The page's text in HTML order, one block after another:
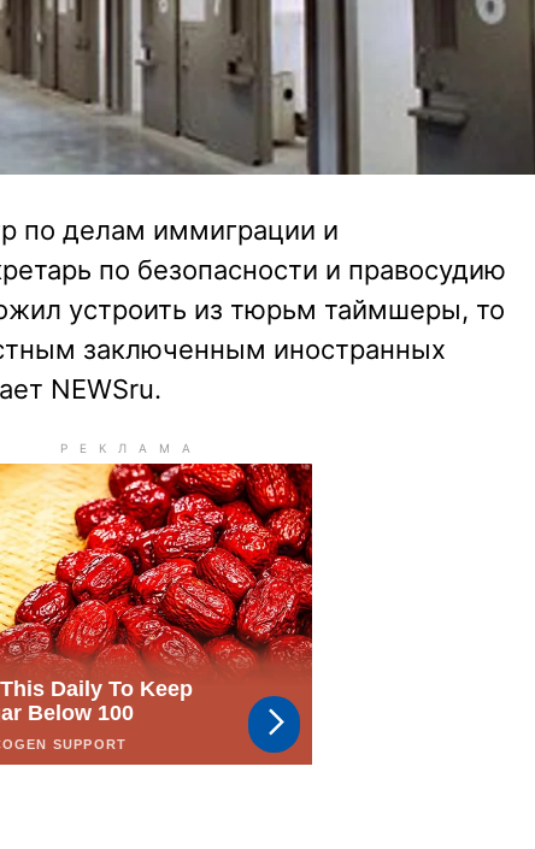
по делам иммиграции и
по безопасности и правосудию
устроить из тюрьм таймшеры, то
заключенным иностранных
NEWSru.